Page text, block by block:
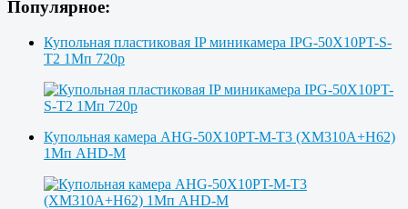
Популярное:
Купольная пластиковая IP миникамера IPG-50X10PT-S-
T2 1Мп 720p
Купольная камера AHG-50X10PT-M-T3 (XM310A+H62)
1Мп AHD-M